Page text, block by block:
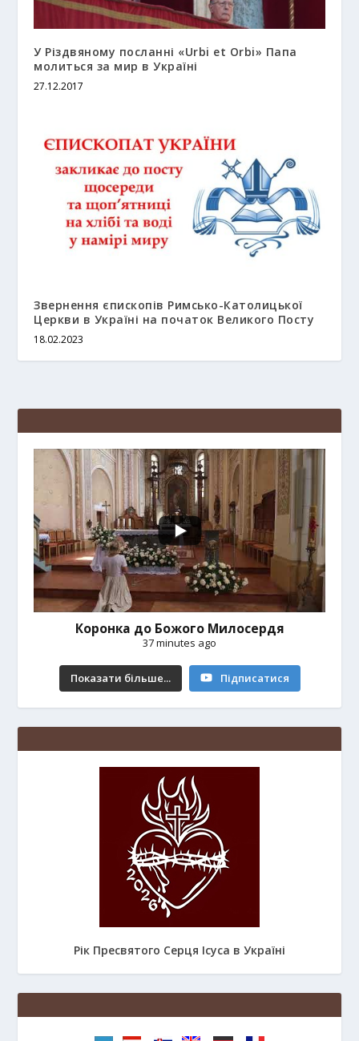
У Різдвяному посланні «Urbi et Orbi» Папа
молиться за мир в Україні
27.12.2017
Звернення єпископів Римсько-Католицької
Церкви в Україні на початок Великого Посту
18.02.2023
Коронка до Божого Милосердя
37 minutes ago
Показати більше... Підписатися
Рік Пресвятого Серця Ісуса в Україні